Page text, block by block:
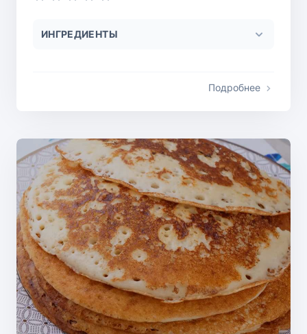
ИНГРЕДИЕНТЫ
Подробнее